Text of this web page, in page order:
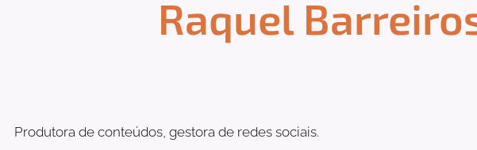
Raquel
Produtora de conteúdos, gestora de redes sociais.